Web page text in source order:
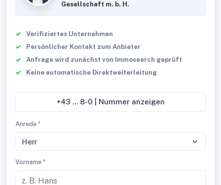
Gesellschaft m. b. H.
Verifiziertes Unternehmen
Persönlicher Kontakt zum Anbieter
Anfrage wird zunächst von Immosearch geprüft
Keine automatische Direktweiterleitung
+43 ... 8-0 | Nummer anzeigen
Anrede *
Herr
Vorname *